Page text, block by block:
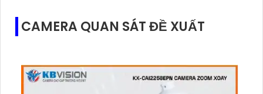
CAMERA QUAN SÁT ĐỀ XUẤT